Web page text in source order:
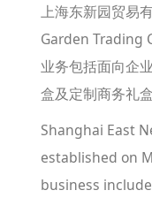
上海东新园贸易
Garden Trading
业务包括面向企
盒及定制商务礼
Shanghai East
established on
business